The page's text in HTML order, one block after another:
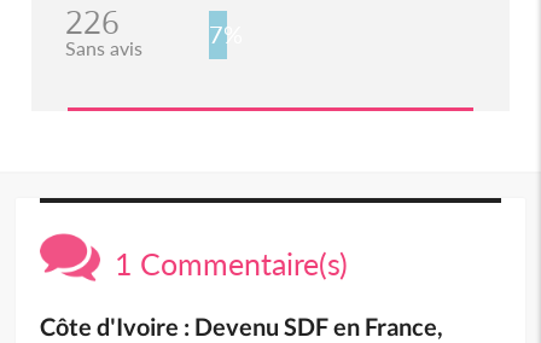
226
Sans avis 7%
1 Commentaire(s)
Côte d'Ivoire : Devenu SDF en France,